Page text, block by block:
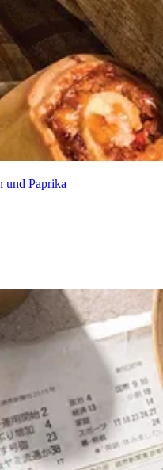
und Paprika